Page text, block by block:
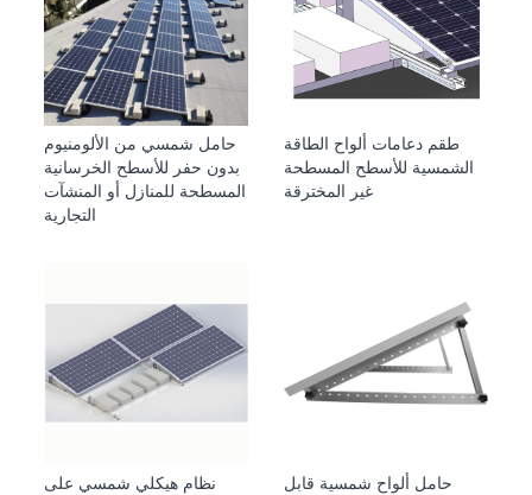
حامل شمسي من الألومنيوم
بدون حفر للأسطح الخرسانية
المسطحة للمنازل أو المنشآت
التجارية
طقم دعامات ألواح الطاقة
الشمسية للأسطح المسطحة
غير المخترقة
نظام هيكلي شمسي على
حامل ألواح شمسية قابل